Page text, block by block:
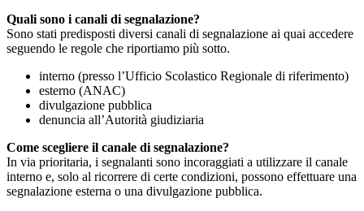
Quali sono i canali di segnalazione?
Sono stati predisposti diversi canali di segnalazione ai quai accedere
seguendo le regole che riportiamo più sotto.
interno (presso l’Ufficio Scolastico Regionale di riferimento)
esterno (ANAC)
divulgazione pubblica
denuncia all’Autorità giudiziaria
Come scegliere il canale di segnalazione?
In via prioritaria, i segnalanti sono incoraggiati a utilizzare il canale
interno e, solo al ricorrere di certe condizioni, possono effettuare una
segnalazione esterna o una divulgazione pubblica.